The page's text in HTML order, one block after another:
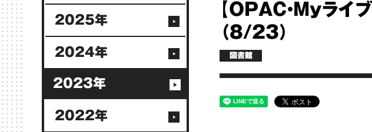
【OPAC・Myライ
（8/23）
図書館
2025年
2024年
2023年
2022年